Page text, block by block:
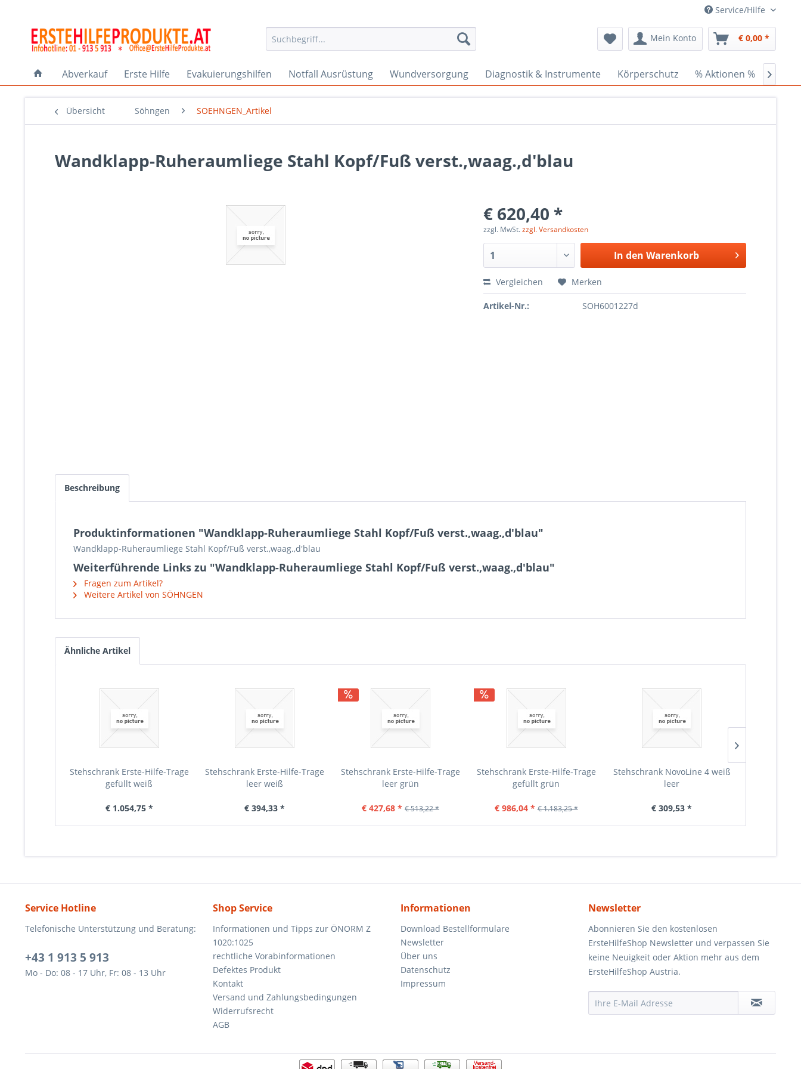
Service/Hilfe
Mein Konto € 0,00 *
Abverkauf Erste Hilfe Evakuierungshilfen Notfall Ausrüstung Wundversorgung Diagnostik & Instrumente Körperschutz % Aktionen % 
Übersicht Söhngen SOEHNGEN_Artikel
Wandklapp-Ruheraumliege Stahl Kopf/Fuß verst.,waag.,d'blau
€ 620,40 *
zzgl. MwSt.zzgl. Versandkosten
In den Warenkorb
Vergleichen Merken
Artikel-Nr.: SOH6001227d
Beschreibung
Produktinformationen "Wandklapp-Ruheraumliege Stahl Kopf/Fuß verst.,waag.,d'blau"
Wandklapp-Ruheraumliege Stahl Kopf/Fuß verst.,waag.,d'blau
Weiterführende Links zu "Wandklapp-Ruheraumliege Stahl Kopf/Fuß verst.,waag.,d'blau"
Fragen zum Artikel?
Weitere Artikel von SÖHNGEN
Ähnliche Artikel
Stehschrank Erste-Hilfe-Trage
gefüllt weiß
€ 1.054,75 *
Stehschrank Erste-Hilfe-Trage
leer weiß
€ 394,33 *
Stehschrank Erste-Hilfe-Trage
leer grün
€ 427,68 * € 513,22 *
Stehschrank Erste-Hilfe-Trage
gefüllt grün
€ 986,04 * € 1.183,25 *
Stehschrank NovoLine 4 weiß
leer
€ 309,53 *
Service Hotline
Telefonische Unterstützung und Beratung:
+43 1 913 5 913
Mo - Do: 08 - 17 Uhr, Fr: 08 - 13 Uhr
Shop Service
Informationen und Tipps zur ÖNORM Z
1020:1025
rechtliche Vorabinformationen
Defektes Produkt
Kontakt
Versand und Zahlungsbedingungen
Widerrufsrecht
AGB
Informationen
Download Bestellformulare
Newsletter
Über uns
Datenschutz
Impressum
Newsletter
Abonnieren Sie den kostenlosen
ErsteHilfeShop Newsletter und verpassen Sie
keine Neuigkeit oder Aktion mehr aus dem
ErsteHilfeShop Austria.